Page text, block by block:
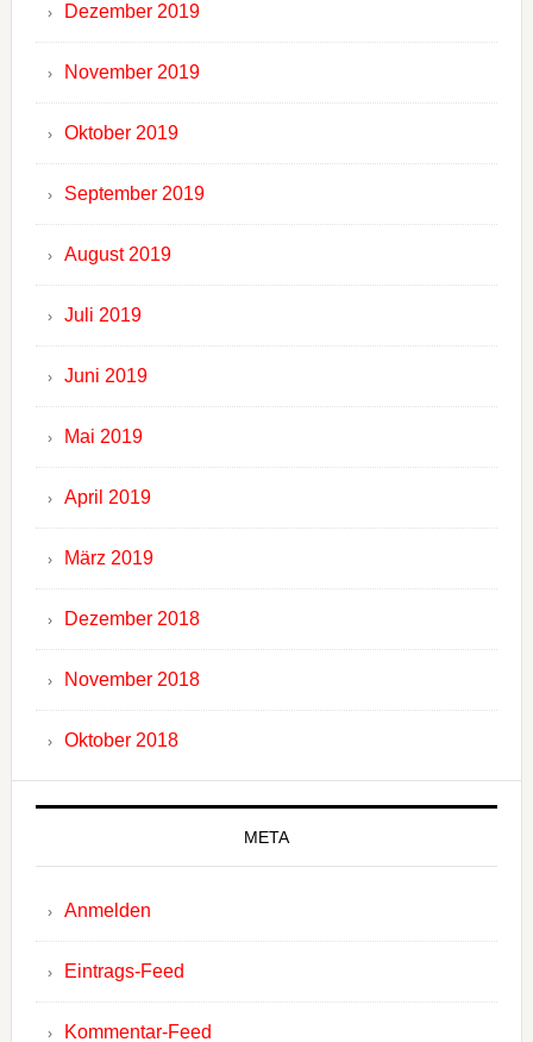
Dezember 2019
November 2019
Oktober 2019
September 2019
August 2019
Juli 2019
Juni 2019
Mai 2019
April 2019
März 2019
Dezember 2018
November 2018
Oktober 2018
META
Anmelden
Eintrags-Feed
Kommentar-Feed